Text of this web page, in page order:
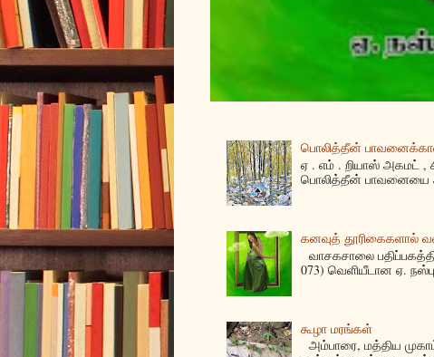
பொலித்தீன்
ஏ . எம் . றியாஸ் அகமட் ,
பொலித்தீன் பாவனையை
கனவுத் தூரிகைகளால்
வாசகசாலை
073) வெளியீடான ஏ.
கூழா மரங்கள்
அம்பாரை, மத்திய முகாம்